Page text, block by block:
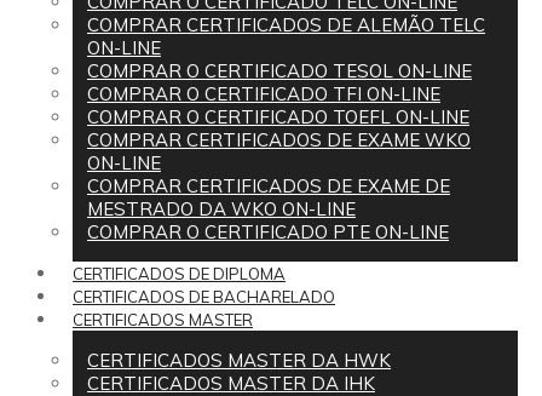
COMPRAR CERTIFICADOS DE ALEMÃO TELC
ON-LINE
COMPRAR O CERTIFICADO TESOL ON-LINE
COMPRAR O CERTIFICADO TFI ON-LINE
COMPRAR O CERTIFICADO TOEFL ON-LINE
COMPRAR CERTIFICADOS DE EXAME WKO
ON-LINE
COMPRAR CERTIFICADOS DE EXAME DE
MESTRADO DA WKO ON-LINE
COMPRAR O CERTIFICADO PTE ON-LINE
CERTIFICADOS DE DIPLOMA
CERTIFICADOS DE BACHARELADO
CERTIFICADOS MASTER
CERTIFICADOS MASTER DA HWK
CERTIFICADOS MASTER DA IHK